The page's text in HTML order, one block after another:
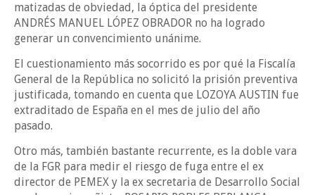
matizadas de obviedad, la óptica del presidente
ANDRÉS MANUEL LÓPEZ OBRADOR no ha logrado
generar un convencimiento unánime.
El cuestionamiento más socorrido es por qué la Fiscalía
General de la República no solicitó la prisión preventiva
justificada, tomando en cuenta que LOZOYA AUSTIN fue
extraditado de España en el mes de julio del año
pasado.
Otro más, también bastante recurrente, es la doble vara
de la FGR para medir el riesgo de fuga entre el ex
director de PEMEX y la ex secretaria de Desarrollo Social